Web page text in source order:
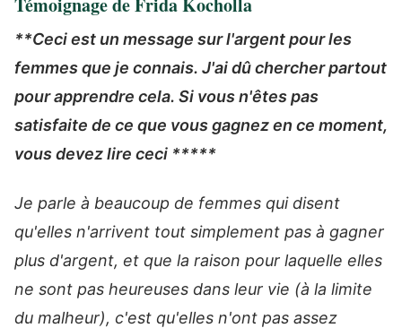
**Ceci est un message sur l'argent pour les
femmes que je connais. J'ai dû chercher partout
pour apprendre cela. Si vous n'êtes pas
satisfaite de ce que vous gagnez en ce moment,
vous devez lire ceci *****
Je parle à beaucoup de femmes qui disent
qu'elles n'arrivent tout simplement pas à gagner
plus d'argent, et que la raison pour laquelle elles
ne sont pas heureuses dans leur vie (à la limite
du malheur), c'est qu'elles n'ont pas assez